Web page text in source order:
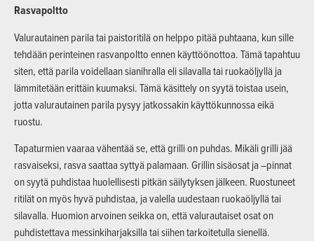
Rasvapoltto
Valurautainen parila tai paistoritilä on helppo pitää puhtaana, kun sille
tehdään perinteinen rasvanpoltto ennen käyttöönottoa. Tämä tapahtuu
siten, että parila voidellaan sianihralla eli silavalla tai ruokaöljyllä ja
lämmitetään erittäin kuumaksi. Tämä käsittely on syytä toistaa usein,
jotta valurautainen parila pysyy jatkossakin käyttökunnossa eikä
ruostu.
Tapaturmien vaaraa vähentää se, että grilli on puhdas. Mikäli grilli jää
rasvaiseksi, rasva saattaa syttyä palamaan. Grillin sisäosat ja –pinnat
on syytä puhdistaa huolellisesti pitkän säilytyksen jälkeen. Ruostuneet
ritilät on myös hyvä puhdistaa, ja valella uudestaan ruokaöljyllä tai
silavalla. Huomion arvoinen seikka on, että valurautaiset osat on
puhdistettava messinkiharjaksilla tai siihen tarkoitetulla sienellä.